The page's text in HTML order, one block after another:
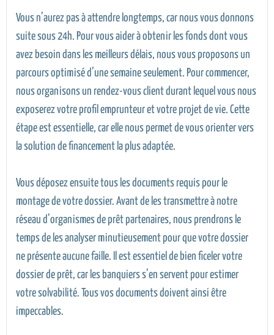
Vous n’aurez pas à attendre longtemps, car nous vous donnons
suite sous 24h. Pour vous aider à obtenir les fonds dont vous
avez besoin dans les meilleurs délais, nous vous proposons un
parcours optimisé d’une semaine seulement. Pour commencer,
nous organisons un rendez-vous client durant lequel vous nous
exposerez votre profil emprunteur et votre projet de vie. Cette
étape est essentielle, car elle nous permet de vous orienter vers
la solution de financement la plus adaptée.
Vous déposez ensuite tous les documents requis pour le
montage de votre dossier. Avant de les transmettre à notre
réseau d’organismes de prêt partenaires, nous prendrons le
temps de les analyser minutieusement pour que votre dossier
ne présente aucune faille. Il est essentiel de bien ficeler votre
dossier de prêt, car les banquiers s’en servent pour estimer
votre solvabilité. Tous vos documents doivent ainsi être
impeccables.